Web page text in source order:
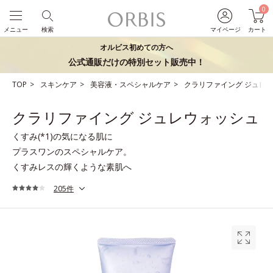
マイページ
0
カート
検索
メニュー
オルビス初めての方へ
公式通販だけの特別セット販売中！
TOP スキンケア 美容液・スペシャルケア クラリファイング ジュレ
クラリファイング ジュレウォッシュ
くすみ(*1)の気になる肌に
プラスワンのスペシャルケア。
くすみレスの輝くような素肌へ
205件